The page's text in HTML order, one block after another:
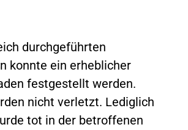
durchgeführten
konnte ein erheblicher
festgestellt werden.
nicht verletzt. Lediglich
tot in der betroffenen